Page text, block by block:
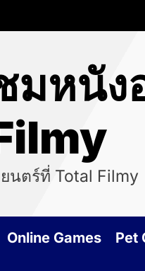
หนัง
นตร์ที่ Total Filmy
Online Games Pet